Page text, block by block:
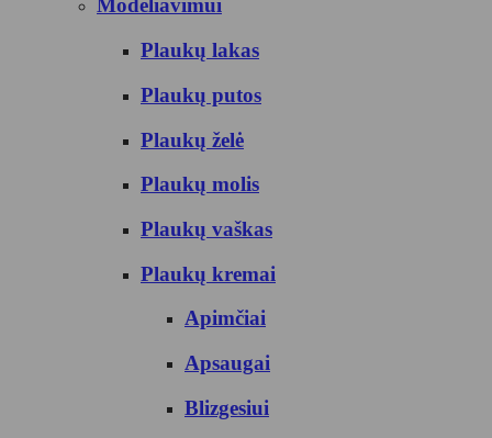
Modeliavimui
Plaukų lakas
Plaukų putos
Plaukų želė
Plaukų molis
Plaukų vaškas
Plaukų kremai
Apimčiai
Apsaugai
Blizgesiui